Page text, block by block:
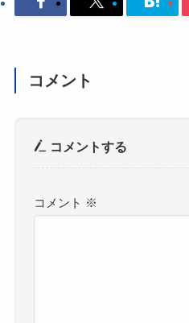
コメント
コメントする
コメント ※